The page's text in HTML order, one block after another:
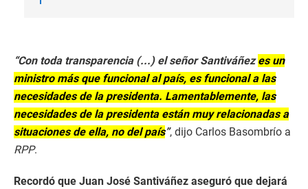
“Con toda transparencia (...) el señor Santiváñezes un
ministro más que funcional al país, es funcional a las
necesidades de la presidenta. Lamentablemente, las
necesidades de la presidenta están muy relacionadas a
situaciones de ella, no del país”, dijo Carlos Basombrío a
RPP.
Recordó que Juan José Santiváñez aseguró que dejará